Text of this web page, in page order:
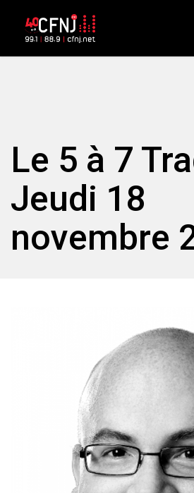
Le 5 à 7
Jeudi 18
novembre